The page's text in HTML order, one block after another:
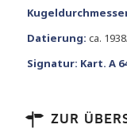
Datierung: ca.
Signatur: Kart. A
ZUR